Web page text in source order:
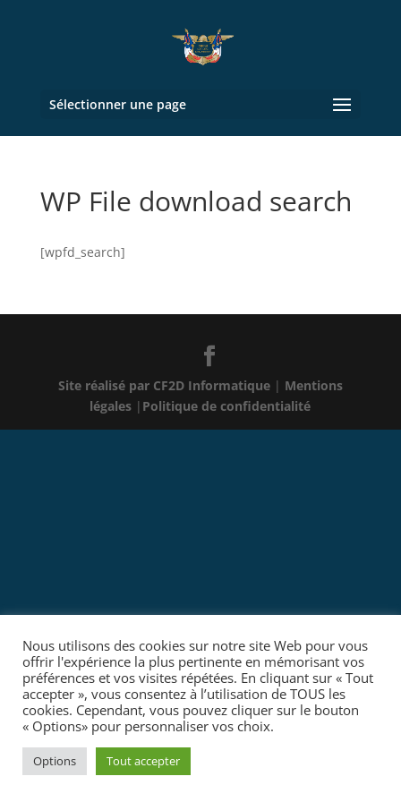
Sélectionner une page
WP File download search
[wpfd_search]
Site réalisé par CF2D Informatique | Mentions
légales | Politique de confidentialité
Nous utilisons des cookies sur notre site Web pour vous
offrir l'expérience la plus pertinente en mémorisant vos
préférences et vos visites répétées. En cliquant sur « Tout
accepter », vous consentez à l’utilisation de TOUS les
cookies. Cependant, vous pouvez cliquer sur le bouton
« Options» pour personnaliser vos choix.
Options Tout accepter